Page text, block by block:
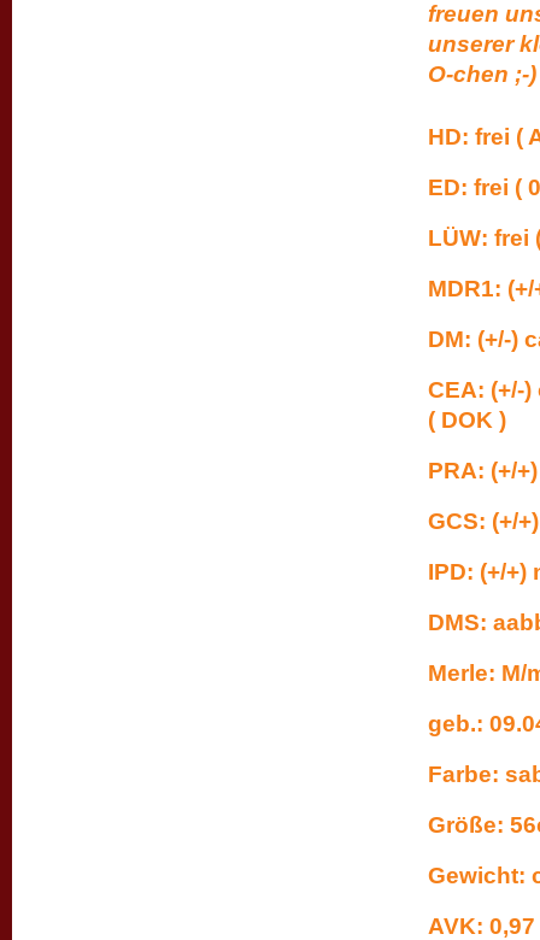
freuen
unserer
O-chen ;-)
HD: frei (
ED: frei (
LÜW: frei
MDR1:
DM:
CEA:
( DOK )
PRA:
GCS:
IPD:
Merle:
geb.:
Farbe:
Größe:
Gewicht:
AVK: